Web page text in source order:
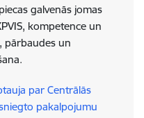
galvenās jomas
kompetence un
pārbaudes un
par Centrālās
pakalpojumu